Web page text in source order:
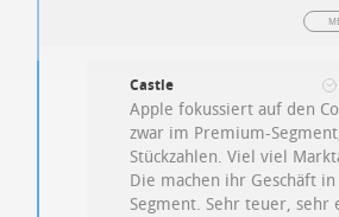
Castle
Apple fokussiert auf den
zwar im Premium-
Stückzahlen. Viel viel
Die machen ihr Geschäft
Segment. Sehr teuer, sehr